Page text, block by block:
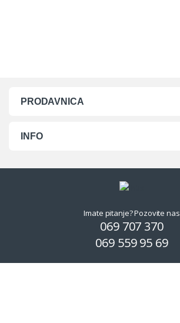
PRODAVNICA
INFO
Imate pitanje? Pozovite nas
069 707 370
069 559 95 69